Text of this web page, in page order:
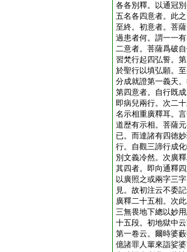
各各別釋。以通冠
五名各四意者。此
至終。初意者。菩
過患者何。謂一一
二意者。菩薩爲破
習梵行起四弘誓。
於聖行以填弘願。
分成就證第一義天
第四意者。自行既
即病兒兩行。次二
名示相重廣釋耳。
道歴有示相。菩薩
已。而達諸有四徳
行。自觀三諦行成
別文義冷然。次廣
其四者。即向通釋
以廣照之或兩字三
見。故初注云不委
廣釋二十五相。次
三無畏地下總以妙
十五段。初地獄中
第一卷云。爾時婆
億諸罪人輩來詣娑